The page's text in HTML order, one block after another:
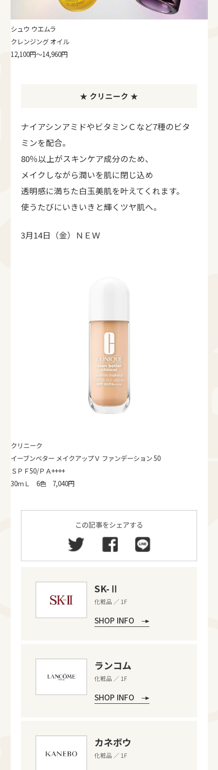
シュウ ウエムラ
クレンジング オイル
12,100円～14,960円
★ クリニーク ★
ナイアシンアミドやビタミンＣなど7種のビタ
ミンを配合。
80％以上がスキンケア成分のため、
メイクしながら潤いを肌に閉じ込め
透明感に満ちた白玉美肌を叶えてくれます。
使うたびにいきいきと輝くツヤ肌へ。
3月14日（金）ＮＥＷ
クリニーク
イーブンベター メイクアップＶ ファンデーション 50
ＳＰＦ50/ＰＡ++++
30ｍＬ 6色 7,040円
この記事をシェアする
SK-Ⅱ
化粧品 ／ 1F
SHOP INFO
ランコム
化粧品 ／ 1F
SHOP INFO
カネボウ
化粧品 ／ 1F